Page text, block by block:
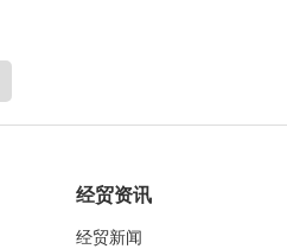
经贸资讯
经贸新闻